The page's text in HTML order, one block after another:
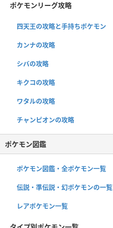
ポケモンリーグ攻略
四天王の攻略と手持ちポケモン
カンナの攻略
シバの攻略
キクコの攻略
ワタルの攻略
チャンピオンの攻略
ポケモン図鑑
ポケモン図鑑・全ポケモン一覧
伝説・準伝説・幻ポケモンの一覧
レアポケモン一覧